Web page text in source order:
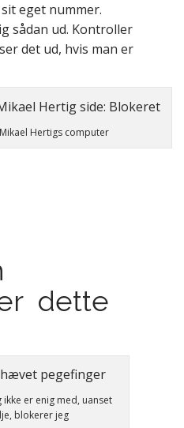
eget nummer.
sådan ud. Kontroller
det ud, hvis man er
Hertigs computer
dette
ikke er enig med, uanset
blokerer jeg